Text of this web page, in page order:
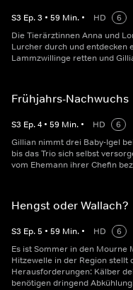
S3 Ep.3 • 59 Min. • HD
6
Die Tierärztinnen Anna und
Lurcher durch und entdecken
Lammzwillinge retten und
Frühjahrs-Nachwuchs
S3 Ep.4 • 59 Min. • HD
6
Gillian nimmt drei Baby-Igel
bis das Trio sich selbst
vom Ehemann ihrer Chefin
Hengst oder Wallach?
S3 Ep.5 • 59 Min. • HD
6
Es ist Sommer in den Mourne
Hitzewelle in der Region stellt
Herausforderungen: Kälber
benötigen dringend